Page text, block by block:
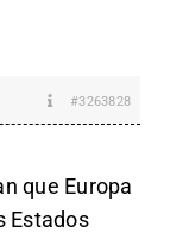
#3263828
que Europa
Estados